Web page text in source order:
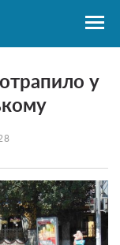
у